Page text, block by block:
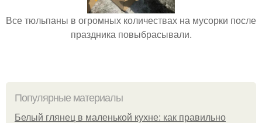
Все тюльпаны в огромных количествах на мусорки после
праздника повыбрасывали.
Популярные материалы
Белый глянец в маленькой кухне: как правильно